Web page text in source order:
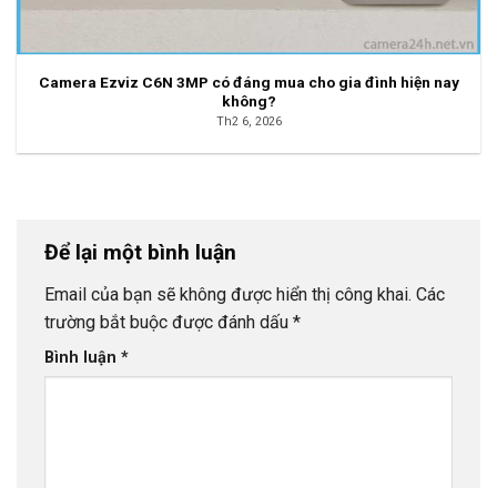
Camera Ezviz C6N 3MP có đáng mua cho gia đình hiện nay
không?
Th2 6, 2026
Để lại một bình luận
Email của bạn sẽ không được hiển thị công khai. Các
trường bắt buộc được đánh dấu *
Bình luận *